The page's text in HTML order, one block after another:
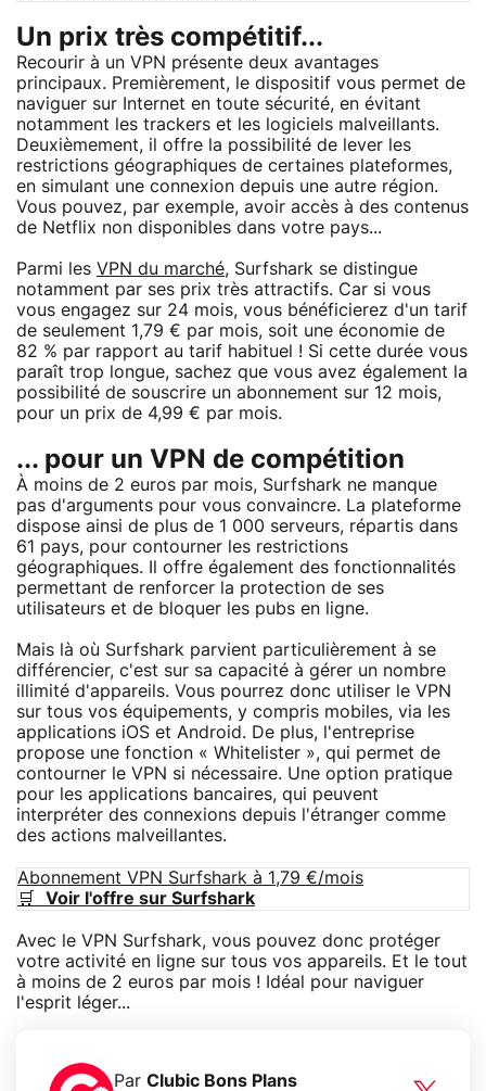
Un prix très compétitif...
Recourir à un VPN présente deux avantages
principaux. Premièrement, le dispositif vous permet de
naviguer sur Internet en toute sécurité, en évitant
notamment les trackers et les logiciels malveillants.
Deuxièmement, il offre la possibilité de lever les
restrictions géographiques de certaines plateformes,
en simulant une connexion depuis une autre région.
Vous pouvez, par exemple, avoir accès à des contenus
de Netflix non disponibles dans votre pays...
Parmi les VPN du marché, Surfshark se distingue
notamment par ses prix très attractifs. Car si vous
vous engagez sur 24 mois, vous bénéficierez d'un tarif
de seulement 1,79 € par mois, soit une économie de
82 % par rapport au tarif habituel ! Si cette durée vous
paraît trop longue, sachez que vous avez également la
possibilité de souscrire un abonnement sur 12 mois,
pour un prix de 4,99 € par mois.
... pour un VPN de compétition
À moins de 2 euros par mois, Surfshark ne manque
pas d'arguments pour vous convaincre. La plateforme
dispose ainsi de plus de 1 000 serveurs, répartis dans
61 pays, pour contourner les restrictions
géographiques. Il offre également des fonctionnalités
permettant de renforcer la protection de ses
utilisateurs et de bloquer les pubs en ligne.
Mais là où Surfshark parvient particulièrement à se
différencier, c'est sur sa capacité à gérer un nombre
illimité d'appareils. Vous pourrez donc utiliser le VPN
sur tous vos équipements, y compris mobiles, via les
applications iOS et Android. De plus, l'entreprise
propose une fonction « Whitelister », qui permet de
contourner le VPN si nécessaire. Une option pratique
pour les applications bancaires, qui peuvent
interpréter des connexions depuis l'étranger comme
des actions malveillantes.
Abonnement VPN Surfshark à 1,79 €/mois
🛒 Voir l'offre sur Surfshark
Avec le VPN Surfshark, vous pouvez donc protéger
votre activité en ligne sur tous vos appareils. Et le tout
à moins de 2 euros par mois ! Idéal pour naviguer
l'esprit léger...
Par Clubic Bons Plans